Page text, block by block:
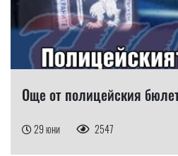
Още от полицейския
29 юни 2547